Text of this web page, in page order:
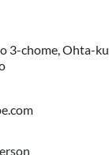
3-chome, Ohta-ku